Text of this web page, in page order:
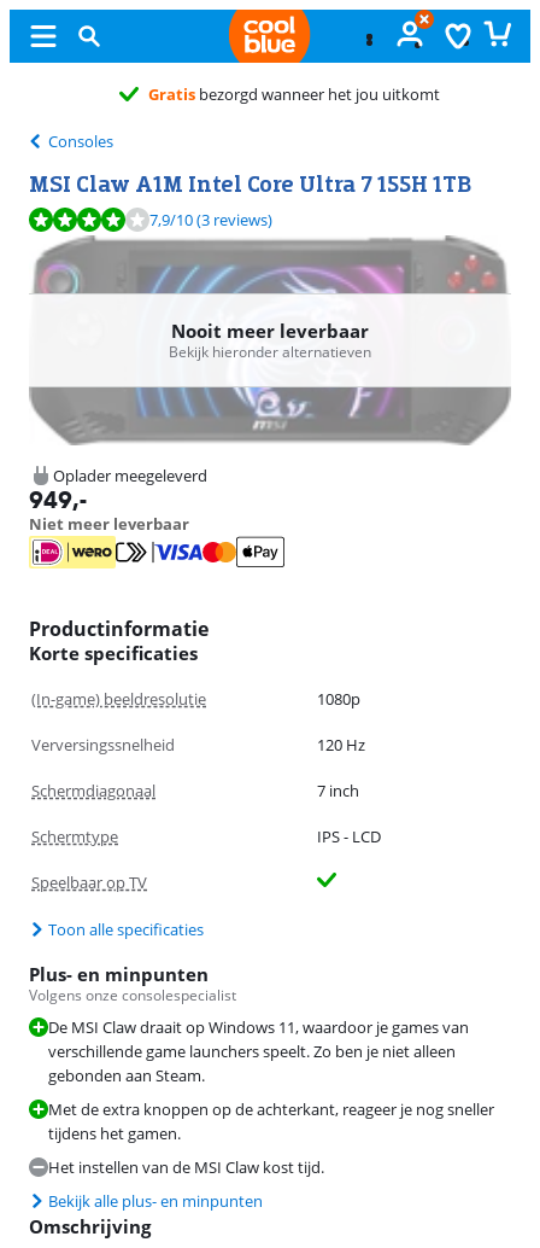
Gratis bezorgd wanneer het jou uitkomt
Consoles
MSI Claw A1M Intel Core Ultra 7 155H 1TB
Beoordeling is 7,9 van de 10, gebaseerd op 3 reviews.
7,9/10(3 reviews)
Nooit meer leverbaar
Bekijk hieronder alternatieven
Oplader meegeleverd
949,-
Niet meer leverbaar
Productinformatie
Korte specificaties
(In-game) beeldresolutie 1080p
Verversingssnelheid 120 Hz
Schermdiagonaal 7 inch
Schermtype IPS - LCD
Speelbaar op TV
Toon alle specificaties
Plus- en minpunten
Volgens onze consolespecialist
De MSI Claw draait op Windows 11, waardoor je games van
verschillende game launchers speelt. Zo ben je niet alleen
gebonden aan Steam.
Met de extra knoppen op de achterkant, reageer je nog sneller
tijdens het gamen.
Het instellen van de MSI Claw kost tijd.
Bekijk alle plus- en minpunten
Omschrijving